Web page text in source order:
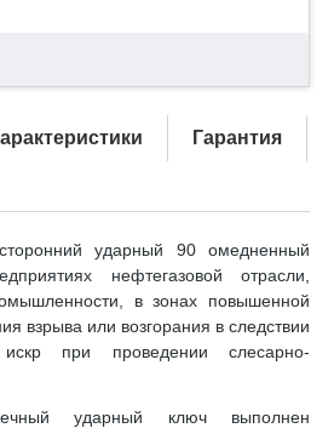
Гарантия
ударный 90 омедненный
нефтегазовой отрасли,
в зонах повышенной
взрыва или возгорания в следствии
при проведении слесарно-
ударный ключ выполнен